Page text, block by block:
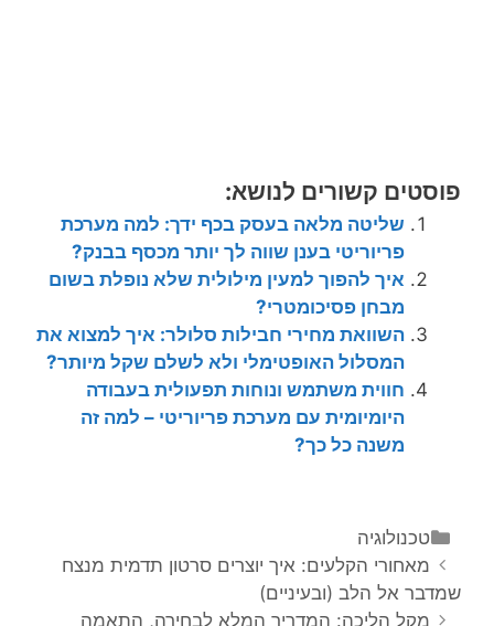
פוסטים קשורים לנושא:
שליטה מלאה בעסק בכף ידך: למה מערכת
פריוריטי בענן שווה לך יותר מכסף בבנק?
איך להפוך למעין מילולית שלא נופלת בשום
מבחן פסיכומטרי?
השוואת מחירי חבילות סלולר: איך למצוא את
המסלול האופטימלי ולא לשלם שקל מיותר?
חווית משתמש ונוחות תפעולית בעבודה
היומיומית עם מערכת פריוריטי – למה זה
משנה כל כך?
טכנולוגיה
מאחורי הקלעים: איך יוצרים סרטון תדמית מנצח
שמדבר אל הלב (ובעיניים)
מקל הליכה: המדריך המלא לבחירה, התאמה